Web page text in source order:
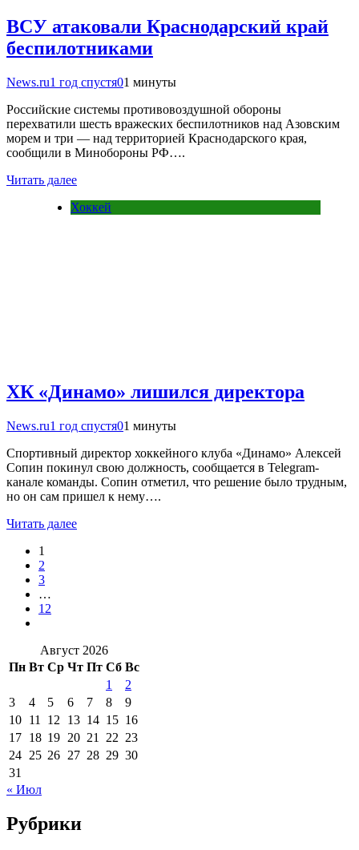
ВСУ атаковали Краснодарский край
беспилотниками
News.ru1 год спустя01 минуты
Российские системы противовоздушной обороны
перехватили шесть вражеских беспилотников над Азовским
морем и три — над территорией Краснодарского края,
сообщили в Минобороны РФ….
Читать далее
Хоккей
ХК «Динамо» лишился директора
News.ru1 год спустя01 минуты
Спортивный директор хоккейного клуба «Динамо» Алексей
Сопин покинул свою должность, сообщается в Telegram-
канале команды. Сопин отметил, что решение было трудным,
но он сам пришел к нему….
Читать далее
1
2
3
…
12
Август 2026
Пн Вт Ср Чт Пт Сб Вс
1
2
3
4 5 6 7 8
9
10 11 12 13 14 15 16
17 18 19 20 21 22 23
24 25 26 27 28 29 30
31
« Июл
Рубрики